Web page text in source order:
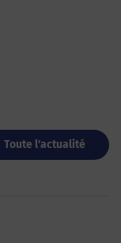
Toute l'actualité